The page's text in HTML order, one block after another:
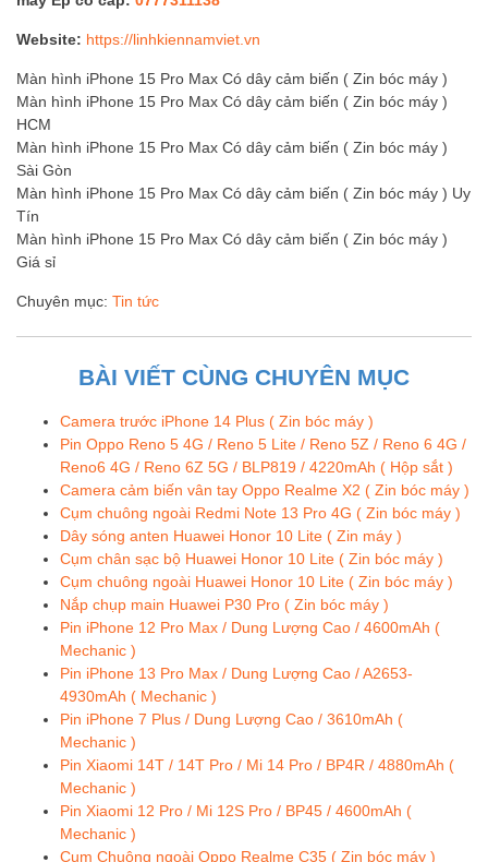
Website: https://linhkiennamviet.vn
Màn hình iPhone 15 Pro Max Có dây cảm biến ( Zin bóc máy )
Màn hình iPhone 15 Pro Max Có dây cảm biến ( Zin bóc máy )
HCM
Màn hình iPhone 15 Pro Max Có dây cảm biến ( Zin bóc máy )
Sài Gòn
Màn hình iPhone 15 Pro Max Có dây cảm biến ( Zin bóc máy ) Uy
Tín
Màn hình iPhone 15 Pro Max Có dây cảm biến ( Zin bóc máy )
Giá sỉ
Chuyên mục: Tin tức
BÀI VIẾT CÙNG CHUYÊN MỤC
Camera trước iPhone 14 Plus ( Zin bóc máy )
Pin Oppo Reno 5 4G / Reno 5 Lite / Reno 5Z / Reno 6 4G /
Reno6 4G / Reno 6Z 5G / BLP819 / 4220mAh ( Hộp sắt )
Camera cảm biến vân tay Oppo Realme X2 ( Zin bóc máy )
Cụm chuông ngoài Redmi Note 13 Pro 4G ( Zin bóc máy )
Dây sóng anten Huawei Honor 10 Lite ( Zin máy )
Cụm chân sạc bộ Huawei Honor 10 Lite ( Zin bóc máy )
Cụm chuông ngoài Huawei Honor 10 Lite ( Zin bóc máy )
Nắp chụp main Huawei P30 Pro ( Zin bóc máy )
Pin iPhone 12 Pro Max / Dung Lượng Cao / 4600mAh (
Mechanic )
Pin iPhone 13 Pro Max / Dung Lượng Cao / A2653-
4930mAh ( Mechanic )
Pin iPhone 7 Plus / Dung Lượng Cao / 3610mAh (
Mechanic )
Pin Xiaomi 14T / 14T Pro / Mi 14 Pro / BP4R / 4880mAh (
Mechanic )
Pin Xiaomi 12 Pro / Mi 12S Pro / BP45 / 4600mAh (
Mechanic )
Cụm Chuông ngoài Oppo Realme C35 ( Zin bóc máy )